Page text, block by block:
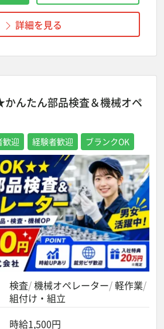
詳細を見る
たん部品検査＆機械オペ
歓迎 経験者歓迎 ブランクOK
検査 機械オペレーター 軽作業
組付け・組立
時給1,500円